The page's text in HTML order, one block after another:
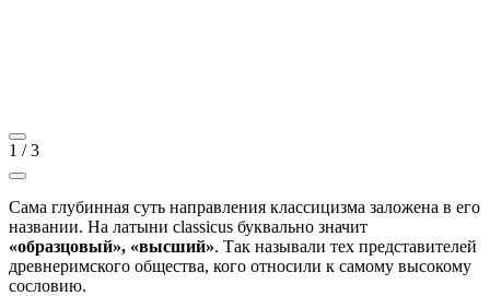
1 /3
Сама глубинная суть направления классицизма заложена в его
названии. На латыни classicus буквально значит
«образцовый», «высший». Так называли тех представителей
древнеримского общества, кого относили к самому высокому
сословию.